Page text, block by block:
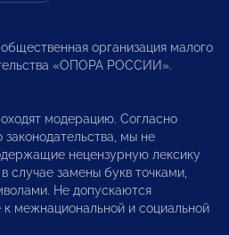
организация малого
«ОПОРА РОССИИ».
модерацию. Согласно
мы не
нецензурную лексику
случае замены букв точками,
Не допускаются
межнациональной и социальной